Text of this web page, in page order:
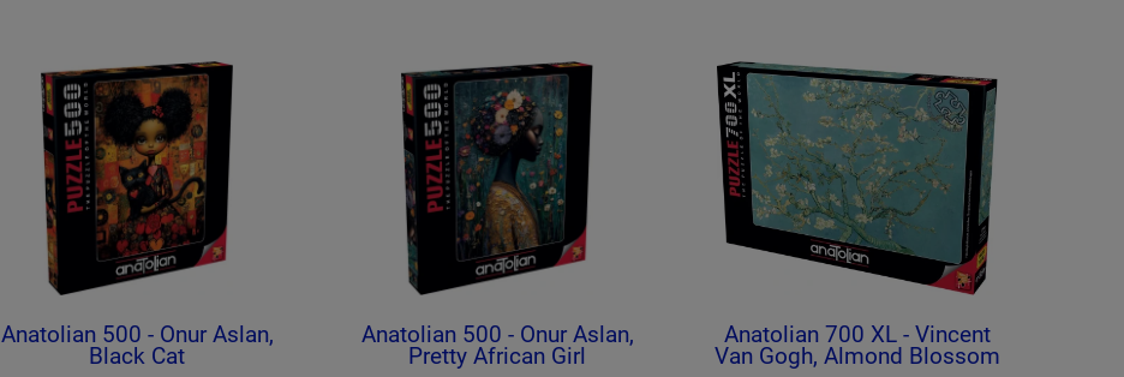
Anatolian 500 - Onur Aslan,
Black Cat
Anatolian 500 - Onur Aslan,
Pretty African Girl
Anatolian 700 XL - Vincent
Van Gogh, Almond Blossom